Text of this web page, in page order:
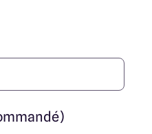
des terrains, ne
vente. Prix indiqués par